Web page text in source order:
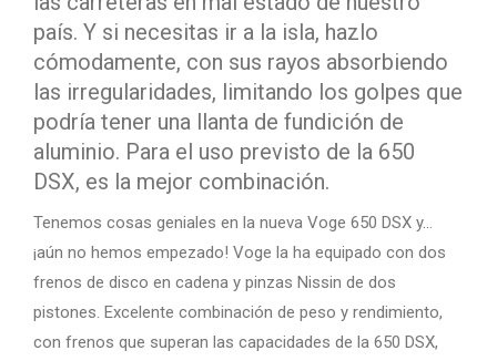
país. Y si necesitas ir a la isla, hazlo
cómodamente, con sus rayos absorbiendo
las irregularidades, limitando los golpes que
podría tener una llanta de fundición de
aluminio. Para el uso previsto de la 650
DSX, es la mejor combinación.
Tenemos cosas geniales en la nueva Voge 650 DSX y…
¡aún no hemos empezado! Voge la ha equipado con dos
frenos de disco en cadena y pinzas Nissin de dos
pistones. Excelente combinación de peso y rendimiento,
con frenos que superan las capacidades de la 650 DSX,